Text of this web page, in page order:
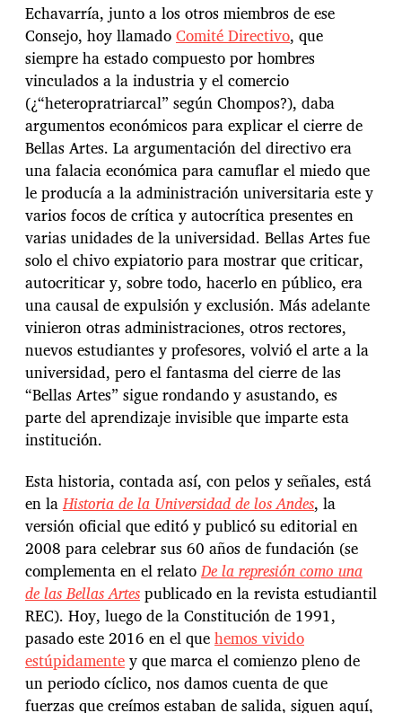
Echavarría, junto a los otros miembros de ese
Consejo, hoy llamadoComité Directivo, que
siempre ha estado compuesto por hombres
vinculados a la industria y el comercio
(¿“heteropratriarcal” según Chompos?), daba
argumentos económicos para explicar el cierre de
Bellas Artes. La argumentación del directivo era
una falacia económica para camuflar el miedo que
le producía a la administración universitaria este y
varios focos de crítica y autocrítica presentes en
varias unidades de la universidad. Bellas Artes fue
solo el chivo expiatorio para mostrar que criticar,
autocriticar y, sobre todo, hacerlo en público, era
una causal de expulsión y exclusión. Más adelante
vinieron otras administraciones, otros rectores,
nuevos estudiantes y profesores, volvió el arte a la
universidad, pero el fantasma del cierre de las
“Bellas Artes” sigue rondando y asustando, es
parte del aprendizaje invisible que imparte esta
institución.
Esta historia, contada así, con pelos y señales, está
en laHistoria de la Universidad de los Andes, la
versión oficial que editó y publicó su editorial en
2008 para celebrar sus 60 años de fundación (se
complementa en el relatoDe la represión como una
de las Bellas Artespublicado en la revista estudiantil
REC). Hoy, luego de la Constitución de 1991,
pasado este 2016 en el quehemos vivido
estúpidamentey que marca el comienzo pleno de
un periodo cíclico, nos damos cuenta de que
fuerzas que creímos estaban de salida, siguen aquí,